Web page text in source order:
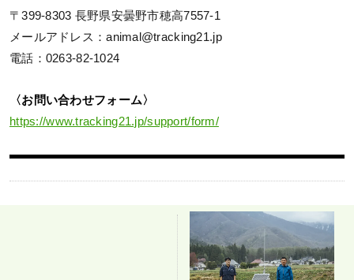
〒399-8303 長野県安曇野市穂高7557-1
メールアドレス：animal@tracking21.jp
電話：0263-82-1024
〈お問い合わせフォーム〉
https://www.tracking21.jp/support/form/